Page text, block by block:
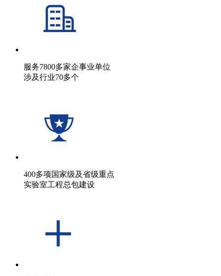
服务7800多家企事业单位
涉及行业70多个
400多项国家级及省级重点
实验室工程总包建设